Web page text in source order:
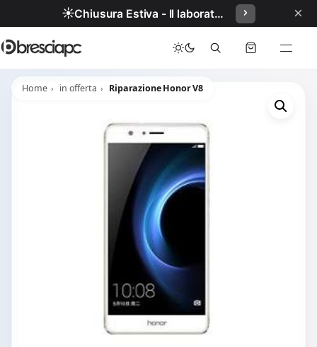
☀️ Chiusura Estiva - Il laboratorio resterà chiuso per ferie dal 29/06/2026 al 05/07/2026 compresi. ×
Home in offerta Riparazione Honor V8